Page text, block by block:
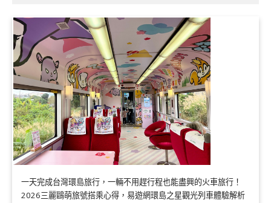
一天完成台灣環島旅行，一輛不用趕行程也能盡興的火車旅行！
2026三麗鷗萌旅號搭乘心得，易遊網環島之星觀光列車體驗解析